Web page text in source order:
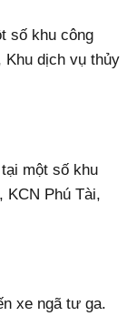
số khu công
Khu dịch vụ thủy
một số khu
KCN Phú Tài,
xe ngã tư ga.